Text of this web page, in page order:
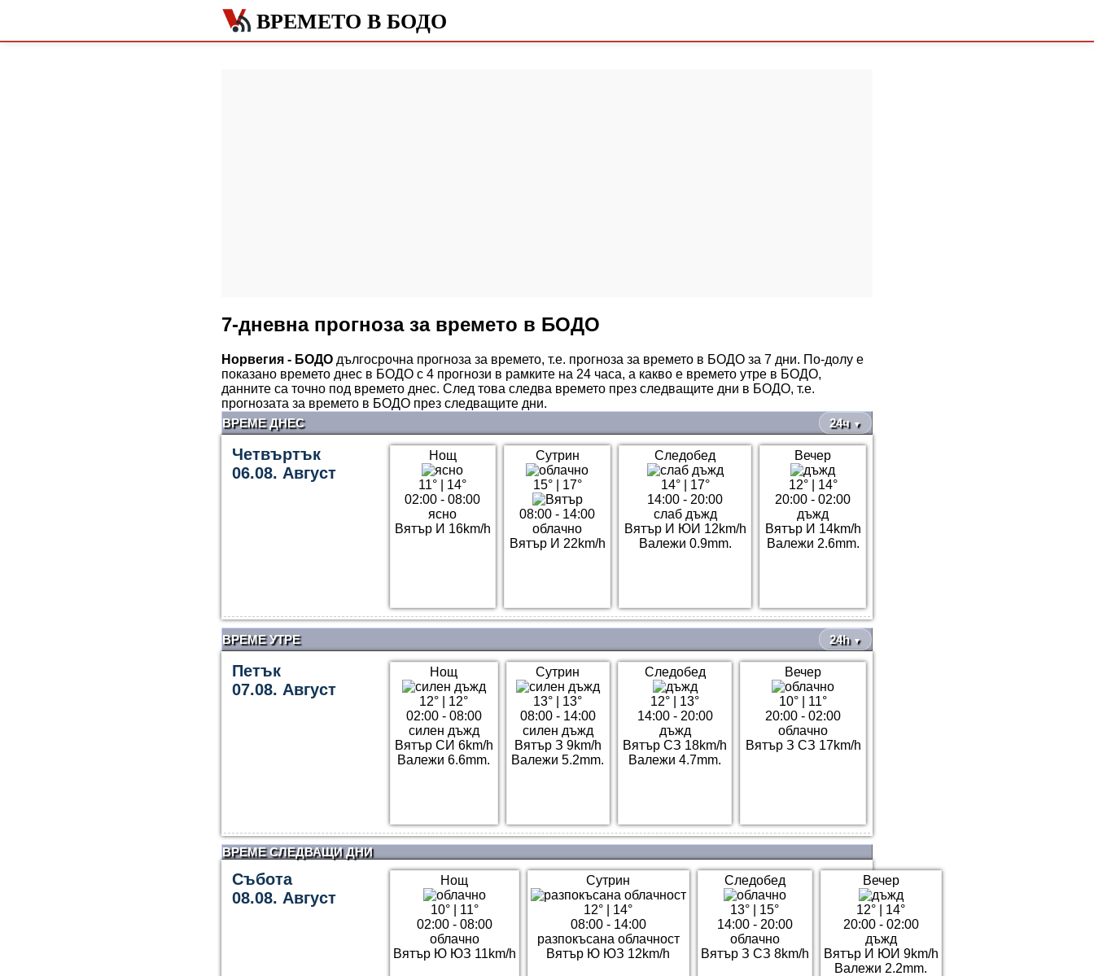
ВРЕМЕТО В БОДО
7-дневна прогноза за времето в БОДО
Норвегия - БОДО дългосрочна прогноза за времето, т.е. прогноза за времето в БОДО за 7 дни. По-долу е
показано времето днес в БОДО с 4 прогнози в рамките на 24 часа, а какво е времето утре в БОДО,
данните са точно под времето днес. След това следва времето през следващите дни в БОДО, т.е.
прогнозата за времето в БОДО през следващите дни.
ВРЕМЕ ДНЕС
24ч ▼
Четвъртък
06.08. Август
Нощ
11°
14°
02:00 - 08:00
ясно
Вятър И 16km/h
Сутрин
15°| 17°
08:00 - 14:00
облачно
Вятър И 22km/h
Следобед
14°| 17°
14:00 - 20:00
слаб дъжд
Вятър И ЮИ 12km/h
Валежи 0.9mm.
Вечер
12°| 14°
20:00 - 02:00
дъжд
Вятър И 14km/h
Валежи 2.6mm.
ВРЕМЕ УТРЕ 24h ▼
Петък
07.08. Август
Нощ
12°
12°
02:00 - 08:00
силен дъжд
Вятър СИ 6km/h
Валежи 6.6mm.
Сутрин
13°
13°
08:00 - 14:00
силен дъжд
Вятър З 9km/h
Валежи 5.2mm.
Следобед
12°
13°
14:00 - 20:00
дъжд
Вятър СЗ 18km/h
Валежи 4.7mm.
Вечер
10°
11°
20:00 - 02:00
облачно
Вятър З СЗ 17km/h
ВРЕМЕ СЛЕДВАЩИ ДНИ
Събота
08.08. Август
Нощ
10°| 11°
02:00 - 08:00
облачно
Вятър Ю ЮЗ 11km/h
Сутрин
12°
14°
08:00 - 14:00
разпокъсана облачност
Вятър Ю ЮЗ 12km/h
Следобед
13°
15°
14:00 - 20:00
облачно
Вятър З СЗ 8km/h
Вечер
12°
14°
20:00 - 02:00
дъжд
Вятър И ЮИ 9km/h
Валежи 2.2mm.